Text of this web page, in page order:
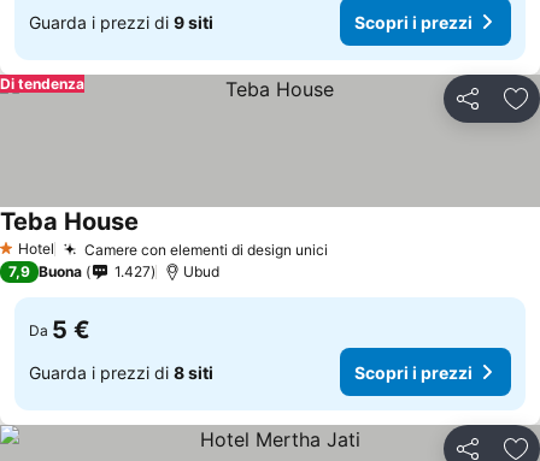
Guarda i prezzi di 9 siti Scopri i prezzi
Condividi
Di tendenza
1 Stelle
Hotel Camere con elementi di design unici
Teba House
7,9 Buona 1.427 Ubud
Da 5 €
Guarda i prezzi di 8 siti Scopri i prezzi